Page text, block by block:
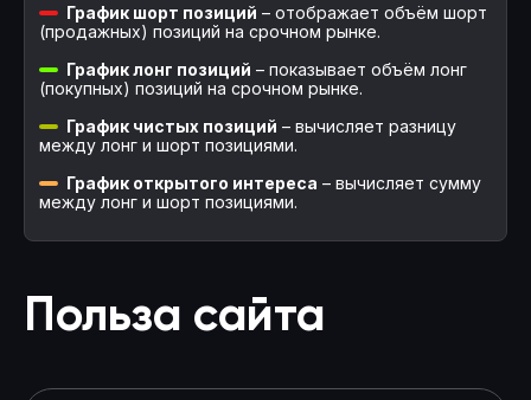
График шорт позиций – отображает объём шорт
(продажных) позиций на срочном рынке.
График лонг позиций – показывает объём лонг
(покупных) позиций на срочном рынке.
График чистых позиций – вычисляет разницу
между лонг и шорт позициями.
График открытого интереса – вычисляет сумму
между лонг и шорт позициями.
Польза сайта